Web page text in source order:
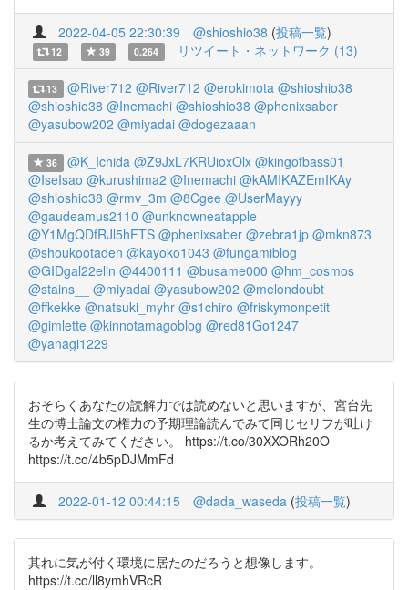
2022-04-05 22:30:39 @shioshio38 (投稿一覧)
12 39 0.264 リツイート・ネットワーク (13)
13 @River712 @River712 @erokimota @shioshio38
@shioshio38 @Inemachi @shioshio38 @phenixsaber
@yasubow202 @miyadai @dogezaaan
36 @K_Ichida @Z9JxL7KRUioxOlx @kingofbass01
@IseIsao @kurushima2 @Inemachi @kAMIKAZEmIKAy
@shioshio38 @rmv_3m @8Cgee @UserMayyy
@gaudeamus2110 @unknowneatapple
@Y1MgQDfRJl5hFTS @phenixsaber @zebra1jp @mkn873
@shoukootaden @kayoko1043 @fungamiblog
@GIDgal22elin @4400111 @busame000 @hm_cosmos
@stains__
@miyadai @yasubow202 @melondoubt
@ffkekke @natsuki_myhr @s1chiro @friskymonpetit
@gimlette @kinnotamagoblog @red81Go1247
@yanagi1229
おそらくあなたの読解力では読めないと思いますが、宮台先
生の博士論文の権力の予期理論読んでみて同じセリフが吐け
るか考えてみてください。 https://t.co/30XXORh20O
https://t.co/4b5pDJMmFd
2022-01-12 00:44:15 @dada_waseda (投稿一覧)
其れに気が付く環境に居たのだろうと想像します。
https://t.co/ll8ymhVRcR